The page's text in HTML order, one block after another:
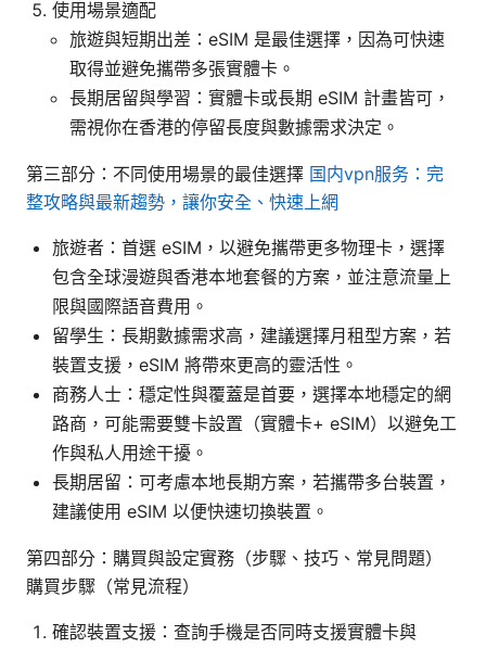
使用場景適配
旅遊與短期出差：eSIM 是最佳選擇，因為可快速
取得並避免攜帶多張實體卡。
長期居留與學習：實體卡或長期 eSIM 計畫皆可，
需視你在香港的停留長度與數據需求決定。
第三部分：不同使用場景的最佳選擇 国内vpn服务：完
整攻略與最新趨勢，讓你安全、快速上網
旅遊者：首選 eSIM，以避免攜帶更多物理卡，選擇
包含全球漫遊與香港本地套餐的方案，並注意流量上
限與國際語音費用。
留學生：長期數據需求高，建議選擇月租型方案，若
裝置支援，eSIM 將帶來更高的靈活性。
商務人士：穩定性與覆蓋是首要，選擇本地穩定的網
路商，可能需要雙卡設置（實體卡+ eSIM）以避免工
作與私人用途干擾。
長期居留：可考慮本地長期方案，若攜帶多台裝置，
建議使用 eSIM 以便快速切換裝置。
第四部分：購買與設定實務（步驟、技巧、常見問題）
購買步驟（常見流程）
確認裝置支援：查詢手機是否同時支援實體卡與